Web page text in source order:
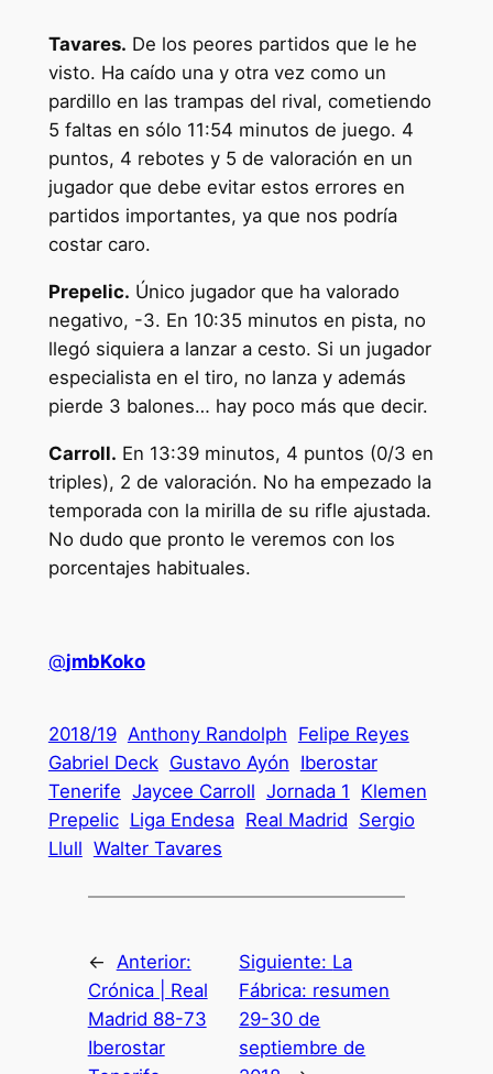
Tavares. De los peores partidos que le he
visto. Ha caído una y otra vez como un
pardillo en las trampas del rival, cometiendo
5 faltas en sólo 11:54 minutos de juego. 4
puntos, 4 rebotes y 5 de valoración en un
jugador que debe evitar estos errores en
partidos importantes, ya que nos podría
costar caro.
Prepelic. Único jugador que ha valorado
negativo, -3. En 10:35 minutos en pista, no
llegó siquiera a lanzar a cesto. Si un jugador
especialista en el tiro, no lanza y además
pierde 3 balones… hay poco más que decir.
Carroll. En 13:39 minutos, 4 puntos (0/3 en
triples), 2 de valoración. No ha empezado la
temporada con la mirilla de su rifle ajustada.
No dudo que pronto le veremos con los
porcentajes habituales.
@jmbKoko
2018/19 Anthony Randolph Felipe Reyes
Gabriel Deck Gustavo Ayón Iberostar
Tenerife Jaycee Carroll Jornada 1
Klemen
Prepelic Liga Endesa Real Madrid Sergio
Llull Walter Tavares
← Anterior:
Crónica | Real
Madrid 88-73
Iberostar
Siguiente: La
Fábrica: resumen
29-30 de
septiembre de